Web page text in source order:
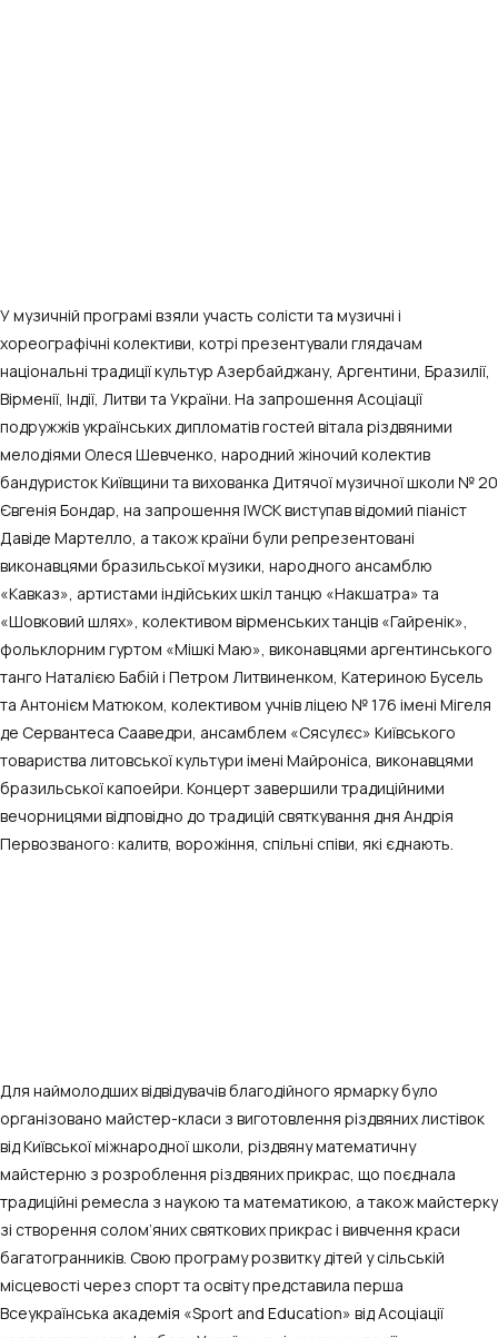
У музичній програмі взяли участь солісти та музичні і
хореографічні колективи, котрі презентували глядачам
національні традиції культур Азербайджану, Аргентини, Бразилії,
Вірменії, Індії, Литви та України. На запрошення Асоціації
подружжів українських дипломатів гостей вітала різдвяними
мелодіями Олеся Шевченко, народний жіночий колектив
бандуристок Київщини та вихованка Дитячої музичної школи № 20
Євгенія Бондар, на запрошення IWCK виступав відомий піаніст
Давіде Мартелло, а також країни були репрезентовані
виконавцями бразильської музики, народного ансамблю
«Кавказ», артистами індійських шкіл танцю «Накшатра» та
«Шовковий шлях», колективом вірменських танців «Гайренік»,
фольклорним гуртом «Мішкі Маю», виконавцями аргентинського
танго Наталією Бабій і Петром Литвиненком, Катериною Бусель
та Антонієм Матюком, колективом учнів ліцею № 176 імені Мігеля
де Сервантеса Сааведри, ансамблем «Сясулєс» Київського
товариства литовської культури імені Майроніса, виконавцями
бразильської капоейри. Концерт завершили традиційними
вечорницями відповідно до традицій святкування дня Андрія
Первозваного: калитв, ворожіння, спільні співи, які єднають.
Для наймолодших відвідувачів благодійного ярмарку було
організовано майстер-класи з виготовлення різдвяних листівок
від Київської міжнародної школи, різдвяну математичну
майстерню з розроблення різдвяних прикрас, що поєднала
традиційні ремесла з наукою та математикою, а також майстерку
зі створення солом’яних святкових прикрас і вивчення краси
багатогранників. Свою програму розвитку дітей у сільській
місцевості через спорт та освіту представила перша
Всеукраїнська академія «Sport and Education» від Асоціації